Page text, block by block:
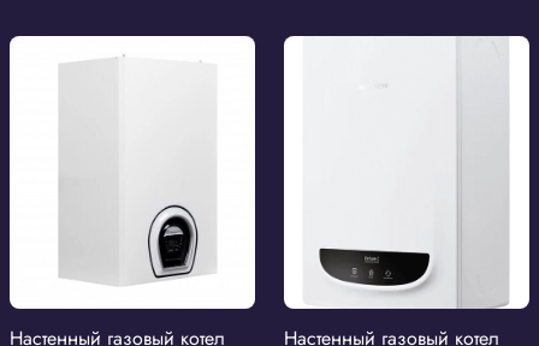
Настенный газовый котел Настенный газовый котел